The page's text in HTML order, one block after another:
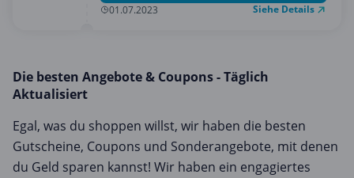
01.07.2023 Siehe Details
Die besten Angebote & Coupons - Täglich
Aktualisiert
Egal, was du shoppen willst, wir haben die besten
Gutscheine, Coupons und Sonderangebote, mit denen
du Geld sparen kannst! Wir haben ein engagiertes